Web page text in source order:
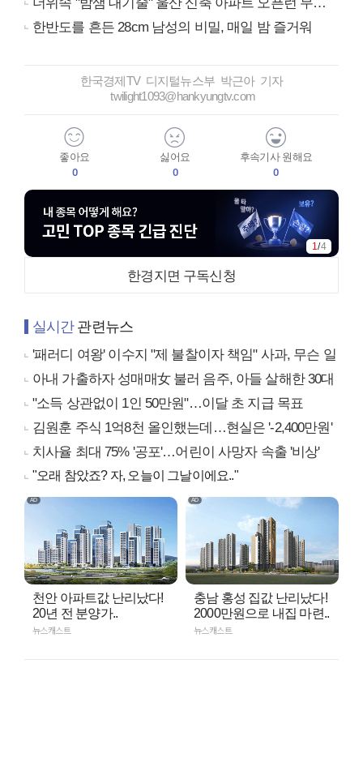
더위속 "밤샘 대기줄" 울산 신축 아파트 오픈런 무슨일?
한반도를 흔든 28cm 남성의 비밀, 매일 밤 즐거워
한국경제TV 디지털뉴스부 박근아 기자
twilight1093@hankyungtv.com
좋아요
0
싫어요
0
후속기사 원해요
0
1/4
한경지면 구독신청
실시간관련뉴스
'패러디 여왕' 이수지 "제 불찰이자 책임" 사과, 무슨 일
아내 가출하자 성매매女 불러 음주, 아들 살해한 30대
"소득 상관없이 1인 50만원"…이달 초 지급 목표
김원훈 주식 1억8천 올인했는데…현실은 '-2,400만원'
치사율 최대 75% '공포'…어린이 사망자 속출 '비상'
"오래 참았죠? 자, 오늘이 그날이에요.."
천안 아파트값 난리났다!
20년 전 분양가..
뉴스캐스트
충남 홍성 집값 난리났다!
2000만원으로 내집 마련..
뉴스캐스트